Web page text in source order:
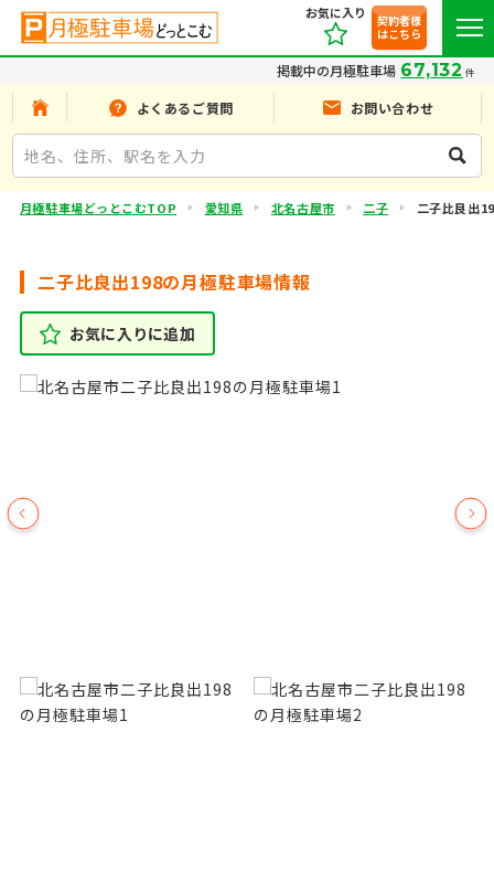
お気に入り
契約者様
はこちら
掲載中の月極駐車場 67,132 件
よくあるご質問 お問い合わせ
月極駐車場どっとこむTOP 愛知県 北名古屋市 二子 二子比良出
二子比良出198の月極駐車場情報
お気に入りに追加